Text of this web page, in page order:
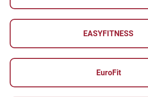
EASYFITNESS
EuroFit